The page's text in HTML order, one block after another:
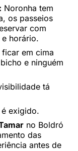
Noronha tem
os passeios
com
horário.
ficar em cima
e ninguém
tá
exigido.
no Boldró
das
antes de